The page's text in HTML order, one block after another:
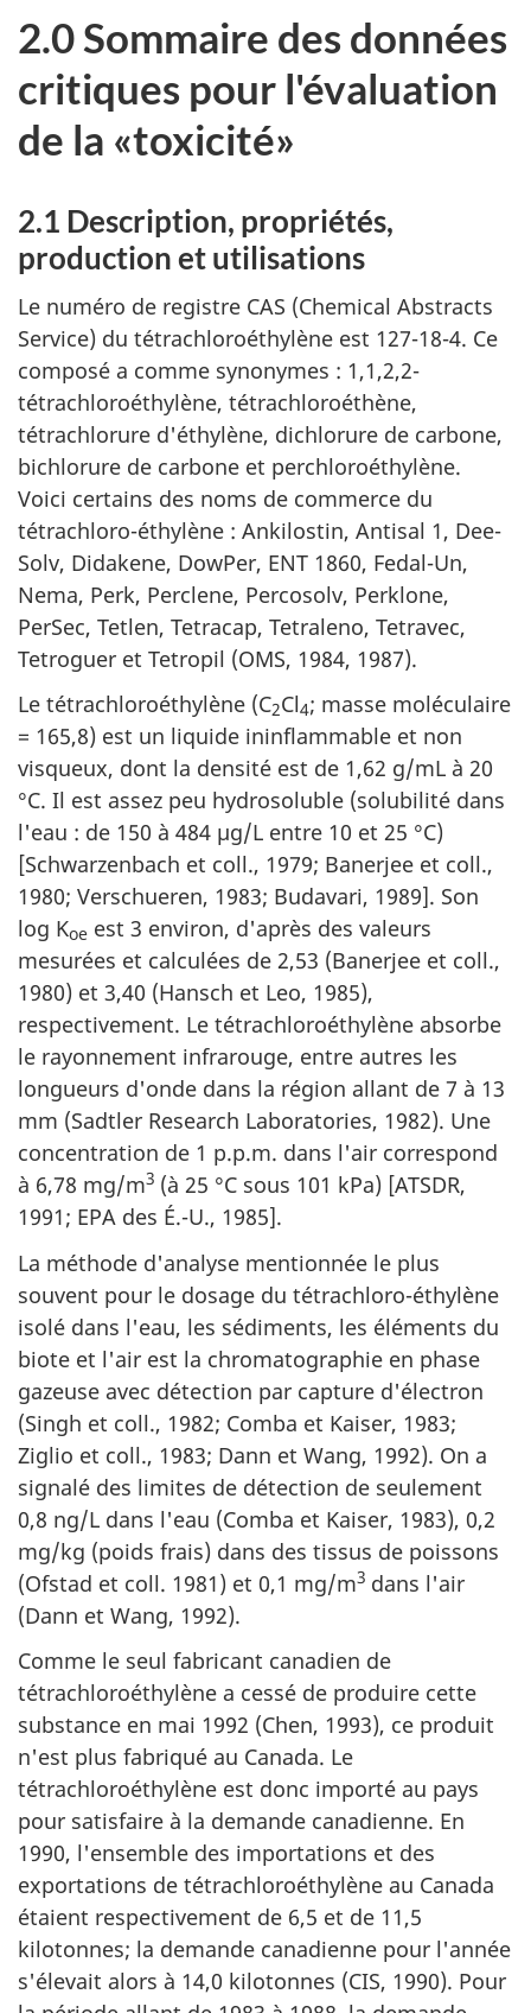
2.0 Sommaire des données
critiques pour l'évaluation
de la «toxicité»
2.1 Description, propriétés,
production et utilisations
Le numéro de registre CAS (Chemical Abstracts
Service) du tétrachloroéthylène est 127-18-4. Ce
composé a comme synonymes : 1,1,2,2-
tétrachloroéthylène, tétrachloroéthène,
tétrachlorure d'éthylène, dichlorure de carbone,
bichlorure de carbone et perchloroéthylène.
Voici certains des noms de commerce du
tétrachloro-éthylène : Ankilostin, Antisal 1, Dee-
Solv, Didakene, DowPer, ENT 1860, Fedal-Un,
Nema, Perk, Perclene, Percosolv, Perklone,
PerSec, Tetlen, Tetracap, Tetraleno, Tetravec,
Tetroguer et Tetropil (OMS, 1984, 1987).
Le tétrachloroéthylène (C2Cl4; masse moléculaire
= 165,8) est un liquide ininflammable et non
visqueux, dont la densité est de 1,62 g/mL à 20
°C. Il est assez peu hydrosoluble (solubilité dans
l'eau : de 150 à 484 µg/L entre 10 et 25 °C)
[Schwarzenbach et coll., 1979; Banerjee et coll.,
1980; Verschueren, 1983; Budavari, 1989]. Son
log Koe est 3 environ, d'après des valeurs
mesurées et calculées de 2,53 (Banerjee et coll.,
1980) et 3,40 (Hansch et Leo, 1985),
respectivement. Le tétrachloroéthylène absorbe
le rayonnement infrarouge, entre autres les
longueurs d'onde dans la région allant de 7 à 13
mm (Sadtler Research Laboratories, 1982). Une
concentration de 1 p.p.m. dans l'air correspond
à 6,78 mg/m3 (à 25 °C sous 101 kPa) [ATSDR,
1991; EPA des É.-U., 1985].
La méthode d'analyse mentionnée le plus
souvent pour le dosage du tétrachloro-éthylène
isolé dans l'eau, les sédiments, les éléments du
biote et l'air est la chromatographie en phase
gazeuse avec détection par capture d'électron
(Singh et coll., 1982; Comba et Kaiser, 1983;
Ziglio et coll., 1983; Dann et Wang, 1992). On a
signalé des limites de détection de seulement
0,8 ng/L dans l'eau (Comba et Kaiser, 1983), 0,2
mg/kg (poids frais) dans des tissus de poissons
(Ofstad et coll. 1981) et 0,1 mg/m3 dans l'air
(Dann et Wang, 1992).
Comme le seul fabricant canadien de
tétrachloroéthylène a cessé de produire cette
substance en mai 1992 (Chen, 1993), ce produit
n'est plus fabriqué au Canada. Le
tétrachloroéthylène est donc importé au pays
pour satisfaire à la demande canadienne. En
1990, l'ensemble des importations et des
exportations de tétrachloroéthylène au Canada
étaient respectivement de 6,5 et de 11,5
kilotonnes; la demande canadienne pour l'année
s'élevait alors à 14,0 kilotonnes (CIS, 1990). Pour